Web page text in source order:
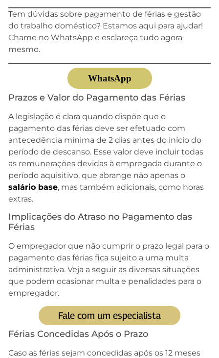
Tem dúvidas sobre pagamento de férias e gestão
do trabalho doméstico? Estamos aqui para ajudar!
Chame no WhatsApp e esclareça tudo agora
mesmo.
WhatsApp
Prazos e Valor do Pagamento das Férias
A legislação é clara quando dispõe que o
pagamento das férias deve ser efetuado com
antecedência mínima de 2 dias antes do início do
período de descanso. Esse valor deve incluir todas
as remunerações devidas à empregada durante o
período aquisitivo, que abrange não apenas o
salário base, mas também adicionais, como horas
extras.
Implicações do Atraso no Pagamento das
Férias
O empregador que não cumprir o prazo legal para o
pagamento das férias fica sujeito a uma multa
administrativa. Veja a seguir as diversas situações
que podem ocasionar multa e penalidades para o
empregador.
Fale com um especialista
Férias Concedidas Após o Prazo
Caso as férias sejam concedidas após os 12 meses